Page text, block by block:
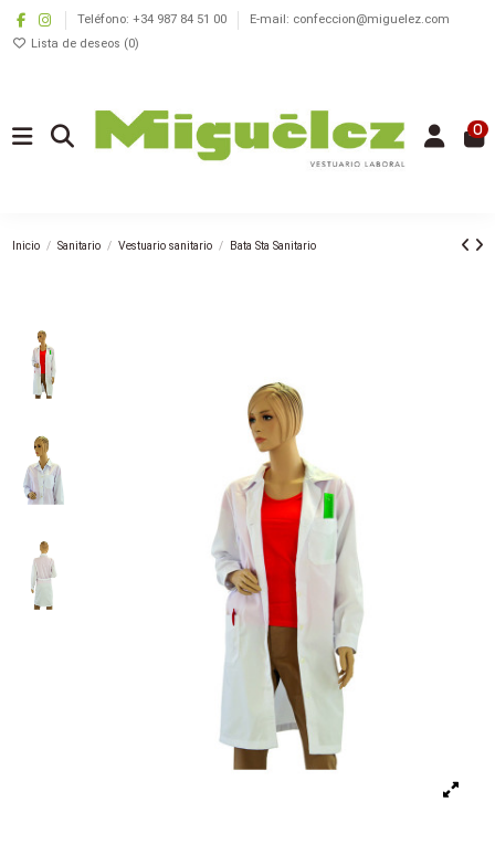
Teléfono: +34 987 84 51 00
E-mail: confeccion@miguelez.com
Lista de deseos (0)
0
Inicio Sanitario Vestuario sanitario Bata Sta Sanitario